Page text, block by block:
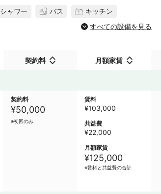
シャワー バス キッチン
すべての設備を見る
契約料 月額家賃
契約料
¥50,000
※初回のみ
賃料
¥103,000
共益費
¥22,000
月額家賃
¥125,000
※賃料と共益費の合計